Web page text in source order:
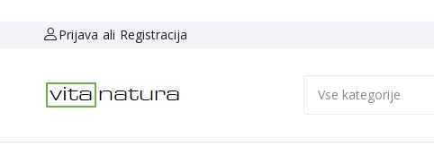
Prijava Registracija
Vse kategorije